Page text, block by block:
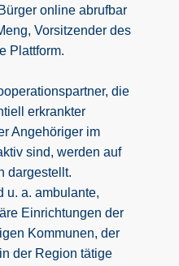
online abrufbar
Vorsitzender des
Plattform.
die
erkrankter
Angehöriger im
sind, werden auf
dargestellt.
u. a. ambulante,
Einrichtungen der
Kommunen, der
der Region tätige